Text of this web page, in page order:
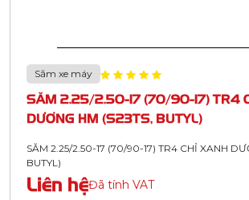
Săm xe máy
SĂM 2.25/2.50-17 (70/90-17) TR4
DƯƠNG HM (S23TS, BUTYL)
SĂM 2.25/2.50-17 (70/90-17) TR4 CHỈ XANH
BUTYL)
Liên hệĐã tính VAT